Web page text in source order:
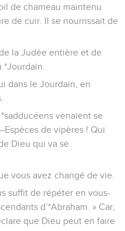
de chameau maintenu
de cuir. Il se nourrissait de
la Judée entière et de
dans le Jourdain, en
venaient se
de vipères ! Qui
Dieu qui va se
vous avez changé de vie.
suffit de répéter en vous-
d’*Abraham. » Car,
que Dieu peut en faire